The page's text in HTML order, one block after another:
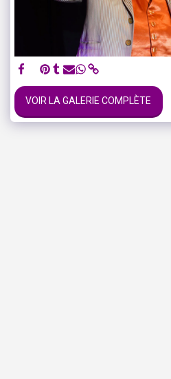
VOIR LA GALERIE COMPLÈTE